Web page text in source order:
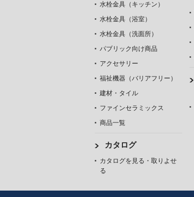
水栓金具（キッチン）
水栓金具（浴室）
水栓金具（洗面所）
パブリック向け商品
アクセサリー
福祉機器（バリアフリー）
建材・タイル
ファインセラミックス
商品一覧
カタログ
カタログを見る・取りよせ
る